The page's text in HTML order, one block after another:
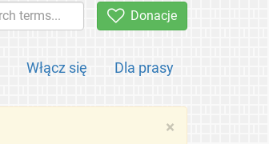
Donacje
Włącz się Dla prasy
×